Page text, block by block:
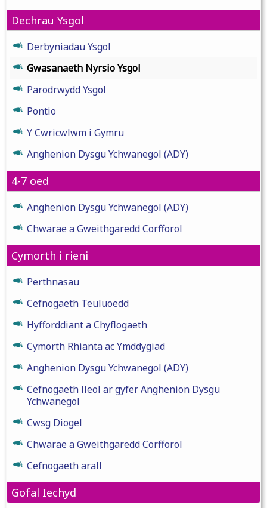
Dechrau Ysgol
Derbyniadau Ysgol
Gwasanaeth Nyrsio Ysgol
Parodrwydd Ysgol
Pontio
Y Cwricwlwm i Gymru
Anghenion Dysgu Ychwanegol (ADY)
4-7 oed
Anghenion Dysgu Ychwanegol (ADY)
Chwarae a Gweithgaredd Corfforol
Cymorth i rieni
Perthnasau
Cefnogaeth Teuluoedd
Hyfforddiant a Chyflogaeth
Cymorth Rhianta ac Ymddygiad
Anghenion Dysgu Ychwanegol (ADY)
Cefnogaeth lleol ar gyfer Anghenion Dysgu
Ychwanegol
Cwsg Diogel
Chwarae a Gweithgaredd Corfforol
Cefnogaeth arall
Gofal Iechyd